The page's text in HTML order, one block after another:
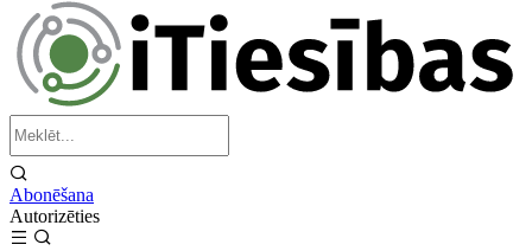
Abonēšana
Autorizēties